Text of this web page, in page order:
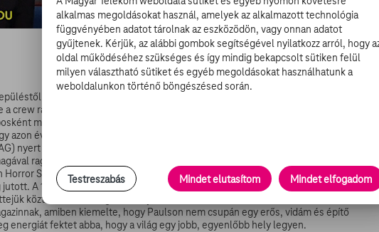
de állítólag különös szokása elbeszélgetni a személyzettel és
crew rátermettségét. Állítólag nem egyszer esett már tréfa áldozatául,
mutatkoztak be neki.
azon évben öt meghatározó díjat (Emmy, TCA Individual Achievement in
nyert ugyanazért a szerepért. Az American Crime Story című sorozatban
ragadja a nézőt és a kritikusokat is.
Story színésznőjeként azonosítják, eddigi pályafutása során két olyan
A 12 év rabszolgaság díjazott is lett.
közti korkülönbség 32 év. Ilyen ez a szerelem!
amiben kiemelte, hogy Paulson nem csupán egy erős, vidám és építő
energiát fektet abba, hogy a világ egy jobb, egyenlőbb hely legyen.
alkalmas megoldásokat használ, amelyek az alkalmazott technológia
függvényében adatot tárolnak az eszközödön, vagy onnan adatot
gyűjtenek. Kérjük, az alábbi gombok segítségével nyilatkozz arról, hogy
oldal működéséhez szükséges és így mindig bekapcsolt sütiken felül
milyen választható sütiket és egyéb megoldásokat használhatunk a
weboldalunkon történő böngészésed során.
Testreszabás Mindet elutasítom Mindet elfogadom